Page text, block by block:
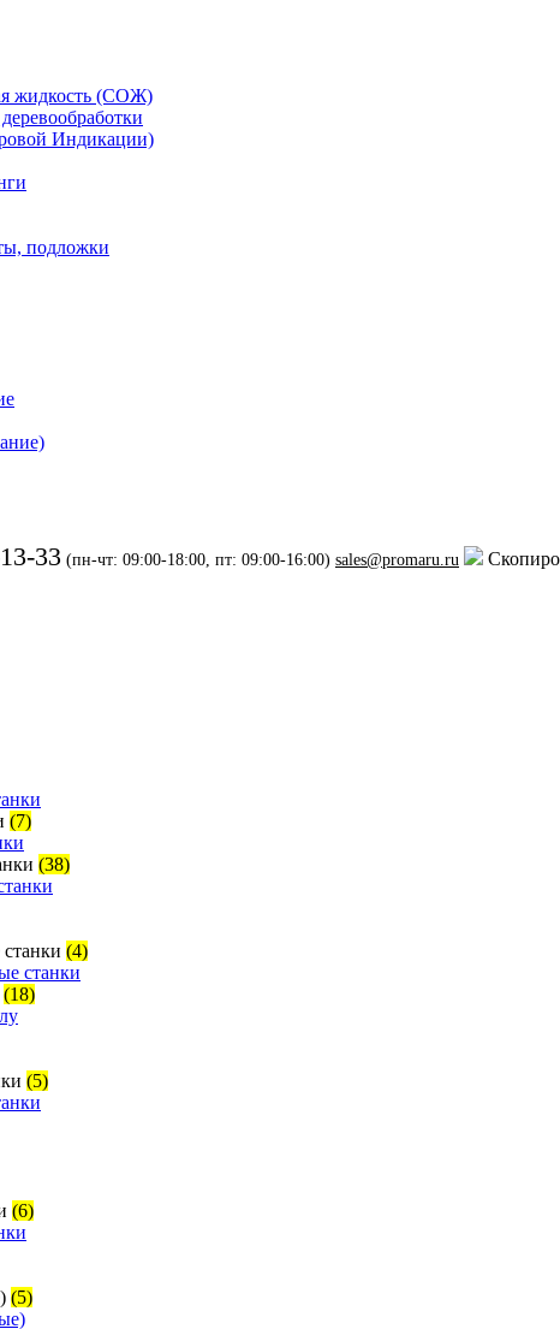
жидкость (СОЖ)
Индикации)
подложки
33 (пн-чт: 09:00-18:00, пт: 09:00-16:00) sales@promaru.ru
(7)
(38)
(4)
(18)
(5)
(6)
(5)